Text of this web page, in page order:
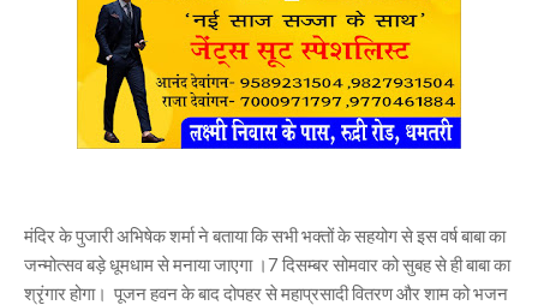
मंदिर के पुजारी अभिषेक शर्मा ने बताया कि सभी भक्तों के सहयोग से इस वर्ष बाबा का
जन्मोत्सव बड़े धूमधाम से मनाया जाएगा ।7 दिसम्बर सोमवार को सुबह से ही बाबा का
श्रृंगार होगा। पूजन हवन के बाद दोपहर से महाप्रसादी वितरण और शाम को भजन